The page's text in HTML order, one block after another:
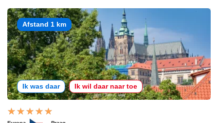
Afstand 1 km
Ik was daar Ik wil daar naar toe